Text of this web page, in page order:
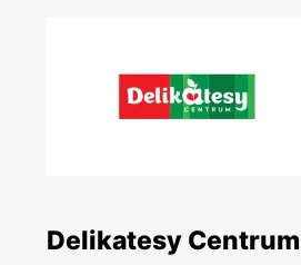
Delikatesy